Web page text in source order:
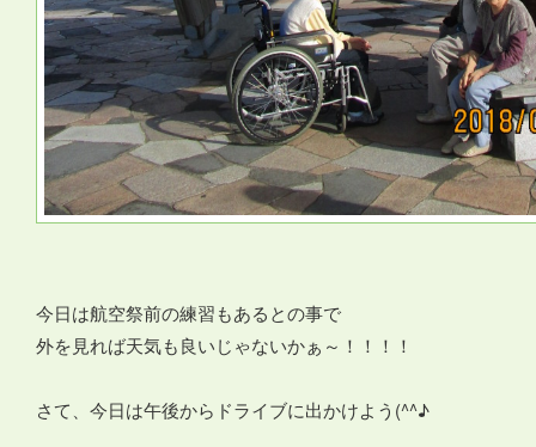
今日は航空祭前の練習もあるとの事で
外を見れば天気も良いじゃないかぁ～！！！！
さて、今日は午後からドライブに出かけよう(^^♪